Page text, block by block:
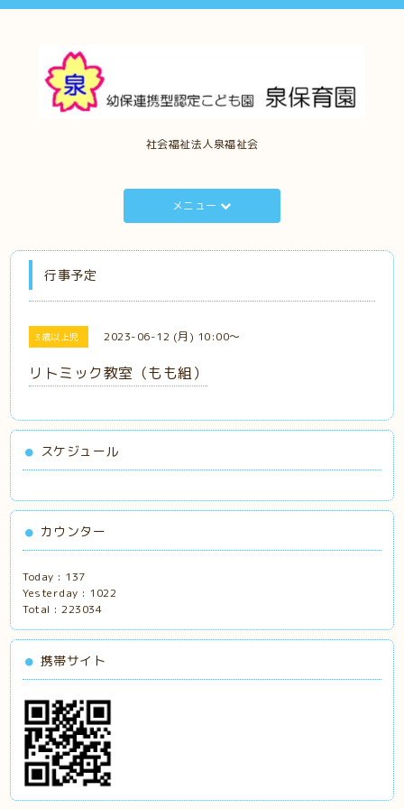
社会福祉法人泉福祉会
メニュー
行事予定
3歳以上児 2023-06-12 (月) 10:00～
リトミック教室（もも組）
スケジュール
カウンター
Today : 137
Yesterday : 1022
Total :223034
携帯サイト